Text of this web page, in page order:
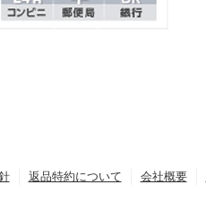
返品特約について 会社概要